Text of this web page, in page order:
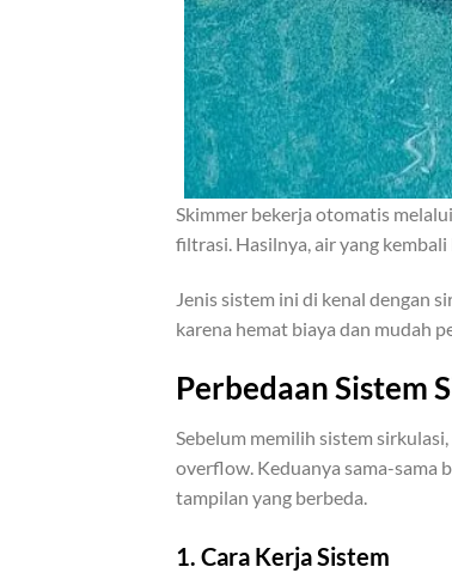
Skimmer bekerja otomatis
filtrasi. Hasilnya, air yang
Jenis sistem ini di kenal dengan
karena hemat biaya dan mudah
Perbedaan Sistem
Sebelum memilih sistem
overflow. Keduanya sama-sama
tampilan yang berbeda.
1. Cara Kerja Sistem